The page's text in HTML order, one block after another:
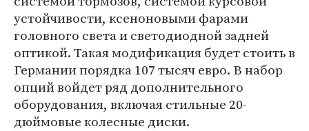
устойчивости, ксеноновыми фарами
головного света и светодиодной задней
оптикой. Такая модификация будет стоить в
Германии порядка 107 тысяч евро. В набор
опций войдет ряд дополнительного
оборудования, включая стильные 20-
дюймовые колесные диски.